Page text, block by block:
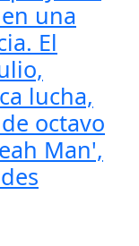
una
El
lucha,
octavo
Man',